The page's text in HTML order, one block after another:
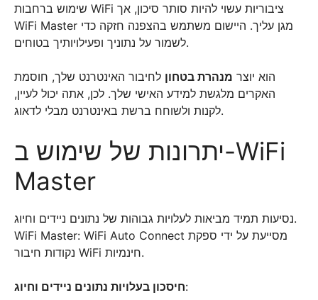
שימוש ברחבות WiFi ציבוריות עשוי להיות סותר סיכון, אך
WiFi Master מגן עליך. היישום משתמש בהצפנה חזקה כדי
לשמור על נתוניך ופעילויותיך בטוחים.
הוא יוצר מנהרת בטחון לחיבור האינטרנט שלך, חוסמת
האקרים מלגשת למידע האישי שלך. לכן, אתה יכול לעיין,
לקנות ולשוחח ברשת באינטרנט מבלי לדאוג.
יתרונות של שימוש ב-WiFi
Master
נסיעות תמיד מביאות לעלויות גבוהות של נתונים ניידים וחיוג.
WiFi Master: WiFi Auto Connect מסייעת על ידי ספקת
נקודות חיבור WiFi חינמיות.
חיסכון בעלויות נתונים ניידים וחיוג: